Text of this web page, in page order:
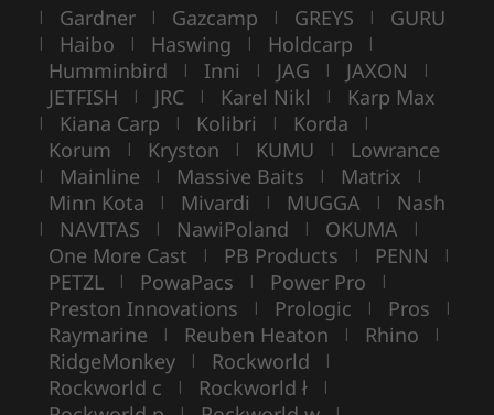
| Gardner | Gazcamp | GREYS | GURU
| Haibo | Haswing | Holdcarp |
Humminbird | Inni | JAG | JAXON |
JETFISH | JRC | Karel Nikl | Karp Max
| Kiana Carp | Kolibri | Korda |
Korum | Kryston | KUMU | Lowrance
| Mainline | Massive Baits | Matrix |
Minn Kota | Mivardi | MUGGA | Nash
| NAVITAS | NawiPoland | OKUMA |
One More Cast | PB Products | PENN |
PETZL | PowaPacs | Power Pro |
Preston Innovations | Prologic | Pros |
Raymarine | Reuben Heaton | Rhino |
RidgeMonkey | Rockworld |
Rockworld c | Rockworld ł |